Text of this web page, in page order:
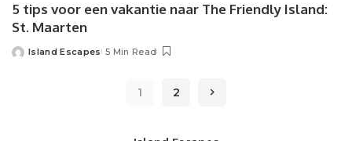
5 tips voor een vakantie naar The Friendly Island:
St. Maarten
Island Escapes 5 Min Read
1 2